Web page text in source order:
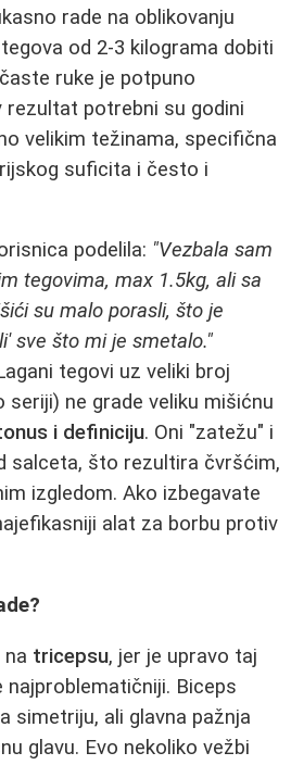
rade na oblikovanju
od 2-3 kilograma dobiti
ruke je potpuno
rezultat potrebni su godini
velikim težinama, specifična
suficita i često i
podelila: "Vezbala sam
tegovima, max 1.5kg, ali sa
su malo porasli, što je
sve što mi je smetalo."
tegovi uz veliki broj
seriji) ne grade veliku mišićnu
i definiciju. Oni "zatežu" i
salceta, što rezultira čvršćim,
izgledom. Ako izbegavate
alat za borbu protiv
tricepsu, jer je upravo taj
najproblematičniji. Biceps
simetriju, ali glavna pažnja
glavu. Evo nekoliko vežbi